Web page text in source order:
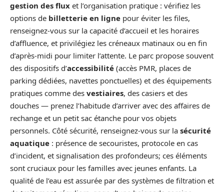
gestion des flux et l’organisation pratique : vérifiez les
options de billetterie en ligne pour éviter les files,
renseignez-vous sur la capacité d’accueil et les horaires
d’affluence, et privilégiez les créneaux matinaux ou en fin
d’après‑midi pour limiter l’attente. Le parc propose souvent
des dispositifs d’accessibilité (accès PMR, places de
parking dédiées, navettes ponctuelles) et des équipements
pratiques comme des vestiaires, des casiers et des
douches — prenez l’habitude d’arriver avec des affaires de
rechange et un petit sac étanche pour vos objets
personnels. Côté sécurité, renseignez-vous sur la sécurité
aquatique : présence de secouristes, protocole en cas
d’incident, et signalisation des profondeurs; ces éléments
sont cruciaux pour les familles avec jeunes enfants. La
qualité de l’eau est assurée par des systèmes de filtration et